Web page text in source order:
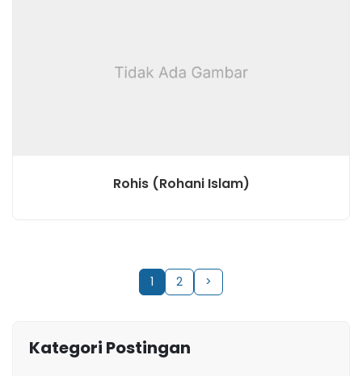
Rohis (Rohani Islam)
1 2 >
Kategori Postingan